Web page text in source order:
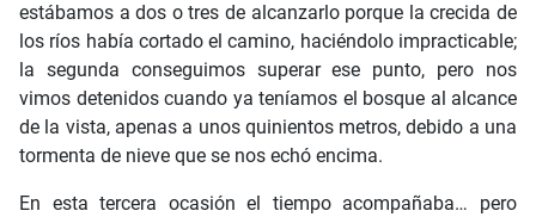
estábamos a dos o tres de alcanzarlo porque la crecida de
los ríos había cortado el camino, haciéndolo impracticable;
la segunda conseguimos superar ese punto, pero nos
vimos detenidos cuando ya teníamos el bosque al alcance
de la vista, apenas a unos quinientos metros, debido a una
tormenta de nieve que se nos echó encima.
En esta tercera ocasión el tiempo acompañaba… pero